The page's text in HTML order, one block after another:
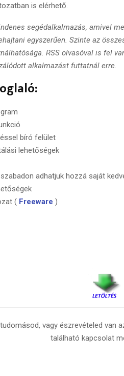
is elérhető.
segédalkalmazás, amivel
egyszerűen. Szinte az
RSS olvasóval is fel
alkalmazást futtatnál erre.
bíró felület
lehetőségek
adhatjuk hozzá saját
( Freeware )
vagy észrevételed van
található kapcsolat